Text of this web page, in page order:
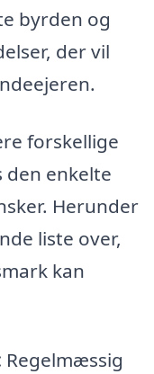
byrden og
der vil
forskellige
den enkelte
Herunder
liste over,
kan
Regelmæssig